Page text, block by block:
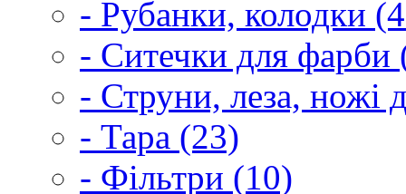
- Рубанки, колодки
- Ситечки для фарби
- Струни, леза, ножі
- Тара (23)
- Фільтри (10)